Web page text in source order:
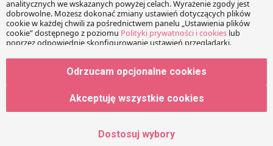
24 maja 2021 Mateusz Kunecki|Julia Nowosielska-Łaskawiec|Paulina
Kumkowska
farmaceuty (,,UZF”) wywołał spore zamieszanie na rynku
niekwestionowanie wpłynęło nie tylko na codzienne
sprawowanie zawodu farmaceuty, ale także na bieżącą
farmaceutom kompetencji do sprawowania opieki
Odrzucam opcjonalne cookies
Akceptuję wszystkie cookies
Dostosuj wybory